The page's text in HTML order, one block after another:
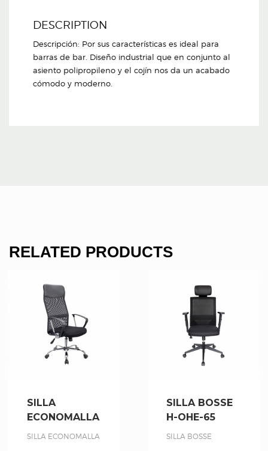
DESCRIPTION
Descripción: Por sus características es ideal para
barras de bar. Diseño industrial que en conjunto al
asiento polipropileno y el cojín nos da un acabado
cómodo y moderno.
RELATED PRODUCTS
SILLA
ECONOMALLA
SILLA ECONOMALLA
SILLA BOSSE
H-OHE-65
SILLA BOSSE